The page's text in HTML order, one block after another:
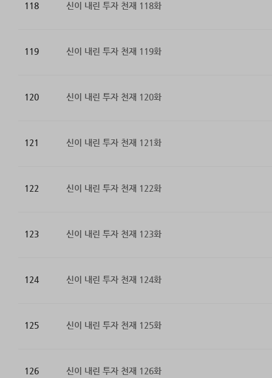
118 신이 내린 투자 천재 118화
119 신이 내린 투자 천재 119화
120 신이 내린 투자 천재 120화
121 신이 내린 투자 천재 121화
122 신이 내린 투자 천재 122화
123 신이 내린 투자 천재 123화
124 신이 내린 투자 천재 124화
125 신이 내린 투자 천재 125화
126 신이 내린 투자 천재 126화